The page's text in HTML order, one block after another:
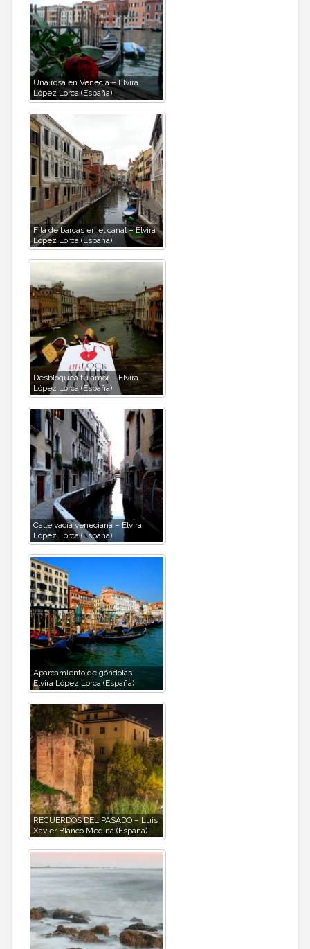
Una rosa en Venecia – Elvira
López Lorca (España)
Fila de barcas en el canal – Elvira
López Lorca (España)
Desbloquea tu amor – Elvira
López Lorca (España)
Calle vacía veneciana – Elvira
López Lorca (España)
Aparcamiento de góndolas –
Elvira López Lorca (España)
RECUERDOS DEL PASADO – Luis
Xavier Blanco Medina (España)